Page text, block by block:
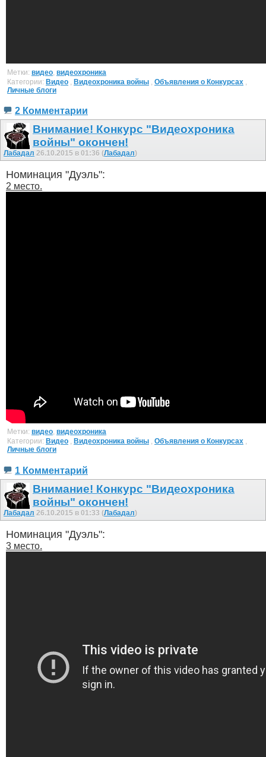
Метки: видео видеохроника
Категории: Видео Видеохроника войны Объявления о Конкурсах
Личные блоги
2 Комментарии
Внимание! Конкурс "Видеохроника
войны" окончен!
Лабадал 26.10.2015 в 01:36 (Лабадал)
Номинация "Дуэль":
2 место.
Метки: видео, видеохроника
Категории: Видео , Видеохроника войны , Объявления о Конкурсах ,
Личные блоги
1 Комментарий
Внимание! Конкурс "Видеохроника
войны" окончен!
Лабадал 26.10.2015 в 01:33 (Лабадал)
Номинация "Дуэль":
3 место.